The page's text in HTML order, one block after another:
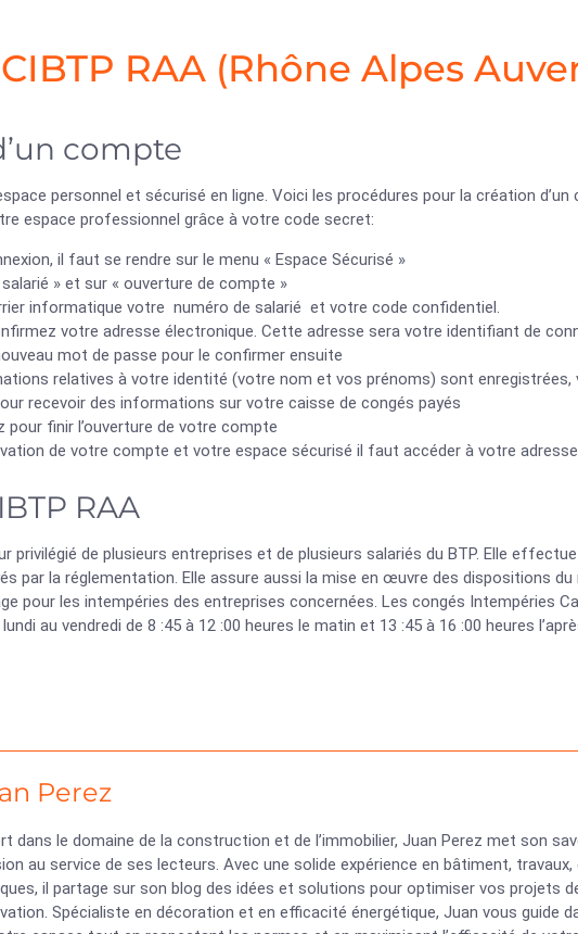
RAA (Rhône Alpes
compte
personnel et sécurisé en ligne. Voici les procédures pour la création d’un
espace professionnel grâce à votre code secret:
il faut se rendre sur le menu « Espace Sécurisé »
» et sur « ouverture de compte »
informatique votre numéro de salarié et votre code confidentiel.
votre adresse électronique. Cette adresse sera votre identifiant de
mot de passe pour le confirmer ensuite
relatives à votre identité (votre nom et vos prénoms) sont enregistrées,
recevoir des informations sur votre caisse de congés payés
pour finir l’ouverture de votre compte
de votre compte et votre espace sécurisé il faut accéder à votre
RAA
privilégié de plusieurs entreprises et de plusieurs salariés du BTP. Elle
par la réglementation. Elle assure aussi la mise en œuvre des dispositions du
pour les intempéries des entreprises concernées. Les congés Intempéries
au vendredi de 8 :45 à 12 :00 heures le matin et 13 :45 à 16 :00 heures
Perez
dans le domaine de la construction et de l’immobilier, Juan Perez met son
au service de ses lecteurs. Avec une solide expérience en bâtiment,
il partage sur son blog des idées et solutions pour optimiser vos projets
Spécialiste en décoration et en efficacité énergétique, Juan vous guide